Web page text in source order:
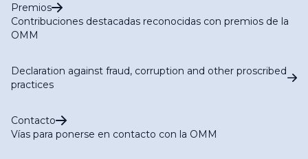
Premios
Contribuciones destacadas reconocidas con premios de la
OMM
Declaration against fraud, corruption and other proscribed
practices
Contacto
Vías para ponerse en contacto con la OMM